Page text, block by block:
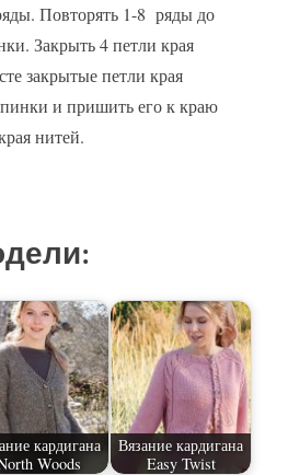
Повторять 1-8 ряды до
Закрыть 4 петли края
закрытые петли края
и пришить его к краю
нитей.
кардигана
Woods
Вязание кардигана
Easy Twist